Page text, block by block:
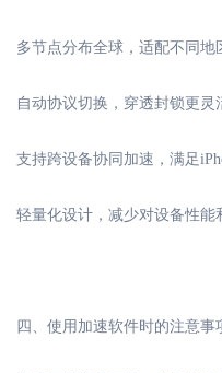
多节点分布全球，适配不同地
自动协议切换，穿透封锁更灵
支持跨设备协同加速，满足
轻量化设计，减少对设备性能
四、使用加速软件时的注意事